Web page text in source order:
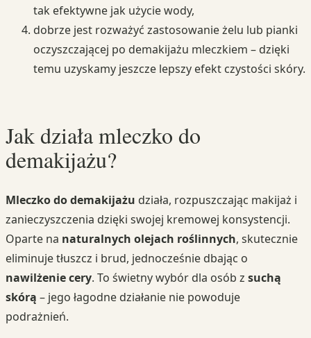
tak efektywne jak użycie wody,
dobrze jest rozważyć zastosowanie żelu lub pianki
oczyszczającej po demakijażu mleczkiem – dzięki
temu uzyskamy jeszcze lepszy efekt czystości skóry.
Jak działa mleczko do
demakijażu?
Mleczko do demakijażu działa, rozpuszczając makijaż i
zanieczyszczenia dzięki swojej kremowej konsystencji.
Oparte na naturalnych olejach roślinnych, skutecznie
eliminuje tłuszcz i brud, jednocześnie dbając o
nawilżenie cery. To świetny wybór dla osób z suchą
skórą – jego łagodne działanie nie powoduje
podrażnień.